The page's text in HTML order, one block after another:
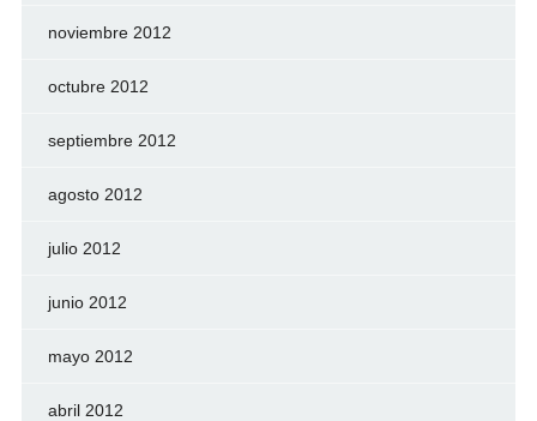
noviembre 2012
octubre 2012
septiembre 2012
agosto 2012
julio 2012
junio 2012
mayo 2012
abril 2012